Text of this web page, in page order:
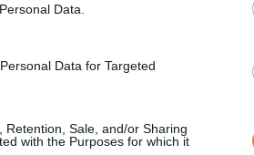
Data.
Data for Targeted
Sale, and/or Sharing
with the Purposes for which it
akkor elég volt.
egyszer megérkezik.
akik ellopják a